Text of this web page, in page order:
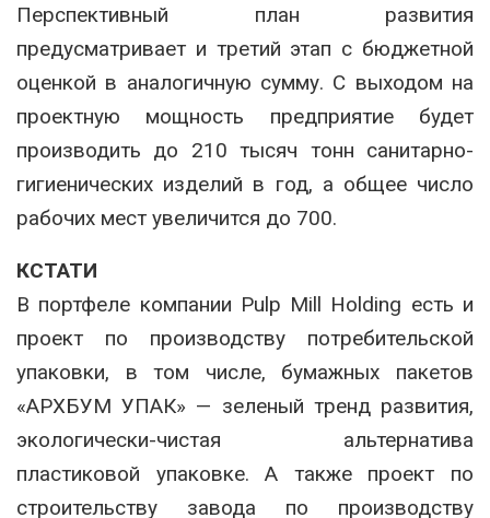
Перспективный план развития
предусматривает и третий этап с бюджетной
оценкой в аналогичную сумму. С выходом на
проектную мощность предприятие будет
производить до 210 тысяч тонн санитарно-
гигиенических изделий в год, а общее число
рабочих мест увеличится до 700.
КСТАТИ
В портфеле компании Pulp Mill Holding есть и
проект по производству потребительской
упаковки, в том числе, бумажных пакетов
«АРХБУМ УПАК» — зеленый тренд развития,
экологически-чистая альтернатива
пластиковой упаковке. А также проект по
строительству завода по производству